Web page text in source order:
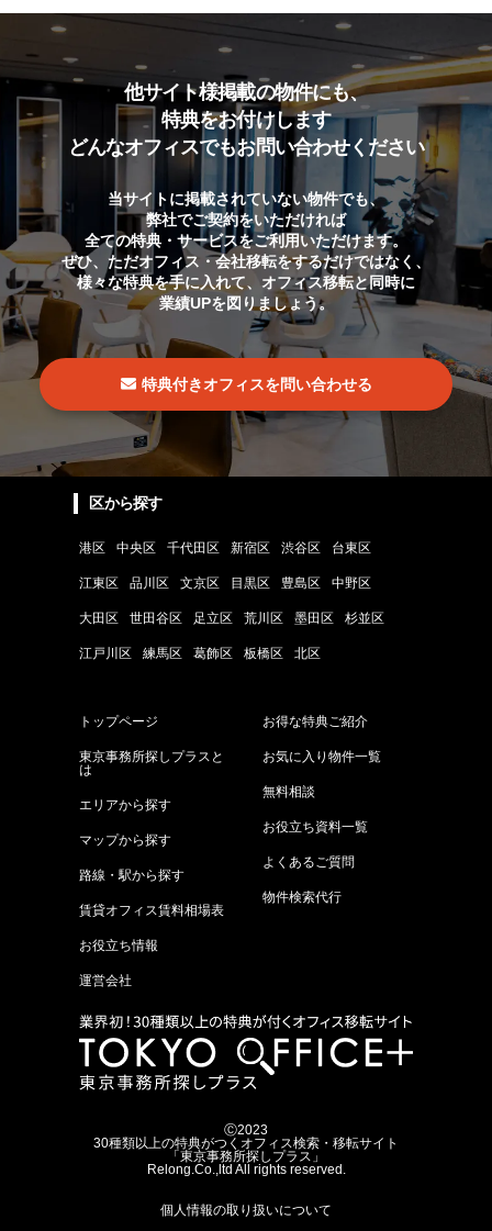
他サイト様掲載の物件にも、
特典をお付けします
どんなオフィスでもお問い合わせください
当サイトに掲載されていない物件でも、
弊社でご契約をいただければ
全ての特典・サービスをご利用いただけます。
ぜひ、ただオフィス・会社移転をするだけではなく、
様々な特典を手に入れて、オフィス移転と同時に
業績UPを図りましょう。
特典付きオフィスを問い合わせる
区から探す
港区 中央区 千代田区 新宿区 渋谷区 台東区
江東区 品川区 文京区 目黒区 豊島区 中野区
大田区 世田谷区 足立区 荒川区 墨田区 杉並区
江戸川区 練馬区 葛飾区 板橋区 北区
トップページ
東京事務所探しプラスと
は
エリアから探す
マップから探す
路線・駅から探す
賃貸オフィス賃料相場表
お得な特典ご紹介
お気に入り物件一覧
無料相談
お役立ち資料一覧
よくあるご質問
物件検索代行
お役立ち情報
運営会社
Ⓒ2023
30種類以上の特典がつくオフィス検索・移転サイト
「東京事務所探しプラス」
Relong.Co.,ltd All rights reserved.
個人情報の取り扱いについて